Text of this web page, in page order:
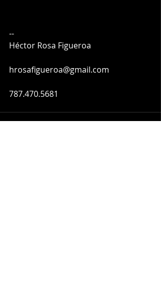
--
Héctor Rosa Figueroa
hrosafigueroa@gmail.com
787.470.5681